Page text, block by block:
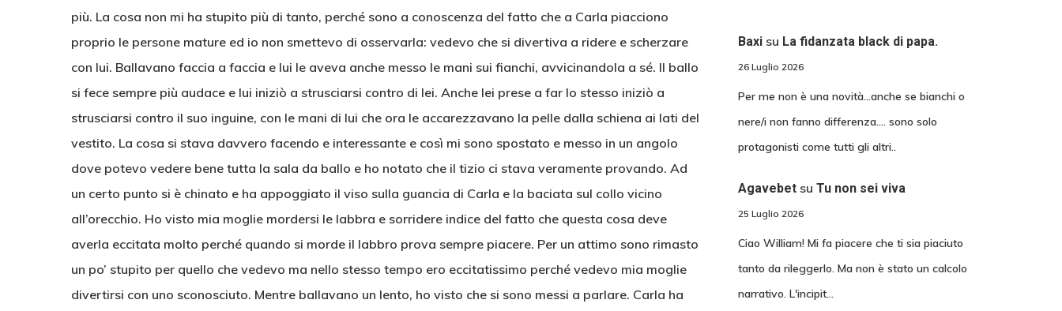
più. La cosa non mi ha stupito più di tanto, perché sono a conoscenza del fatto che a Carla piacciono
proprio le persone mature ed io non smettevo di osservarla: vedevo che si divertiva a ridere e scherzare
con lui. Ballavano faccia a faccia e lui le aveva anche messo le mani sui fianchi, avvicinandola a sé. Il ballo
si fece sempre più audace e lui iniziò a strusciarsi contro di lei. Anche lei prese a far lo stesso iniziò a
strusciarsi contro il suo inguine, con le mani di lui che ora le accarezzavano la pelle dalla schiena ai lati del
vestito. La cosa si stava davvero facendo e interessante e così mi sono spostato e messo in un angolo
dove potevo vedere bene tutta la sala da ballo e ho notato che il tizio ci stava veramente provando. Ad
un certo punto si è chinato e ha appoggiato il viso sulla guancia di Carla e la baciata sul collo vicino
all’orecchio. Ho visto mia moglie mordersi le labbra e sorridere indice del fatto che questa cosa deve
averla eccitata molto perché quando si morde il labbro prova sempre piacere. Per un attimo sono rimasto
un po’ stupito per quello che vedevo ma nello stesso tempo ero eccitatissimo perché vedevo mia moglie
divertirsi con uno sconosciuto. Mentre ballavano un lento, ho visto che si sono messi a parlare. Carla ha
Baxisu La fidanzata black di papa.
26 Luglio 2026
Per me non è una novità...anche se bianchi o
nere/i non fanno differenza.... sono solo
protagonisti come tutti gli altri..
Agavebetsu Tu non sei viva
25 Luglio 2026
Ciao William! Mi fa piacere che ti sia piaciuto
tanto da rileggerlo. Ma non è stato un calcolo
narrativo. L'incipit…